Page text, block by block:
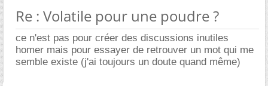
Re : Volatile pour une poudre ?
ce n'est pas pour créer des discussions inutiles
homer mais pour essayer de retrouver un mot qui me
semble existe (j'ai toujours un doute quand même)